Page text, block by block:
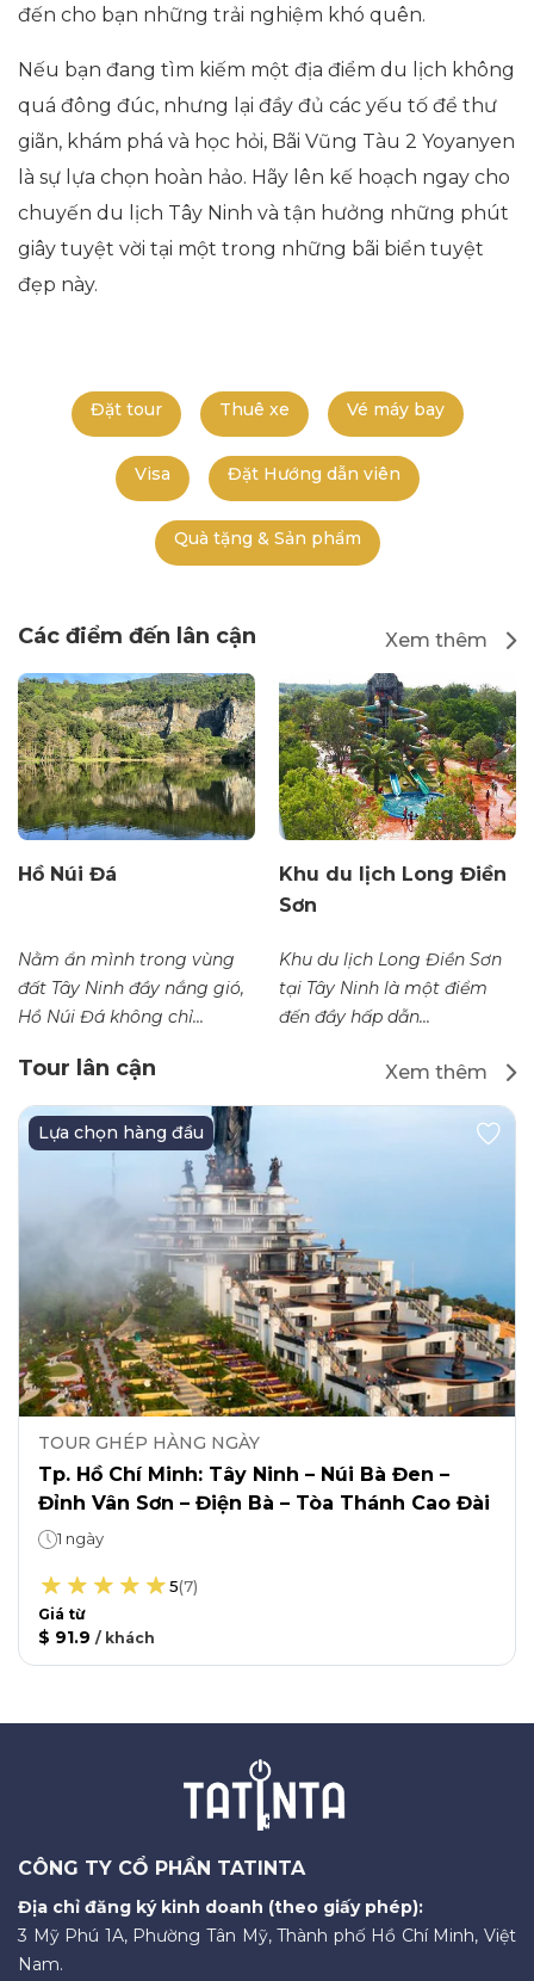
đến cho bạn những trải nghiệm khó quên.
Nếu bạn đang tìm kiếm một địa điểm du lịch không
quá đông đúc, nhưng lại đầy đủ các yếu tố để thư
giãn, khám phá và học hỏi, Bãi Vũng Tàu 2 Yoyanyen
là sự lựa chọn hoàn hảo. Hãy lên kế hoạch ngay cho
chuyến du lịch Tây Ninh và tận hưởng những phút
giây tuyệt vời tại một trong những bãi biển tuyệt
đẹp này.
Đặt tour Thuê xe Vé máy bay
Visa Đặt Hướng dẫn viên
Quà tặng & Sản phẩm
Các điểm đến lân cận Xem thêm
Hồ Núi Đá
Nằm ẩn mình trong vùng
đất Tây Ninh đầy nắng gió,
Hồ Núi Đá không chỉ...
Khu du lịch Long Điền
Sơn
Khu du lịch Long Điền Sơn
tại Tây Ninh là một điểm
đến đầy hấp dẫn...
Tour lân cận Xem thêm
Lựa chọn hàng đầu
TOUR GHÉP HÀNG NGÀY
Tp. Hồ Chí Minh: Tây Ninh – Núi Bà Đen –
Đỉnh Vân Sơn – Điện Bà – Tòa Thánh Cao Đài
1 ngày
5(7)
Giá từ
$ 91.9 / khách
CÔNG TY CỔ PHẦN TATINTA
Địa chỉ đăng ký kinh doanh (theo giấy phép):
3 Mỹ Phú 1A, Phường Tân Mỹ, Thành phố Hồ Chí Minh, Việt
Nam.